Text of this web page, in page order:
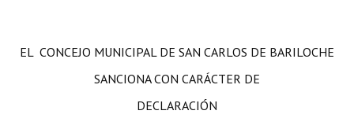
EL CONCEJO MUNICIPAL DE SAN CARLOS DE BARILOCHE
SANCIONA CON CARÁCTER DE
DECLARACIÓN